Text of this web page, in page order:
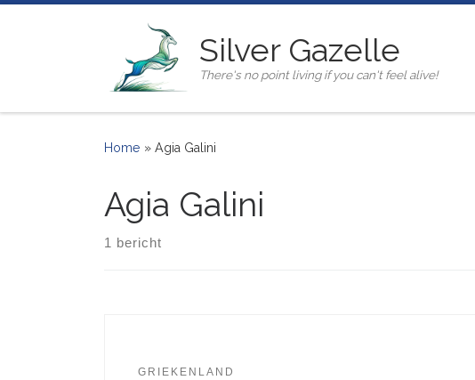
Silver Gazelle
There's no point living if you can't feel alive!
Home » Agia Galini
Agia Galini
1 bericht
GRIEKENLAND